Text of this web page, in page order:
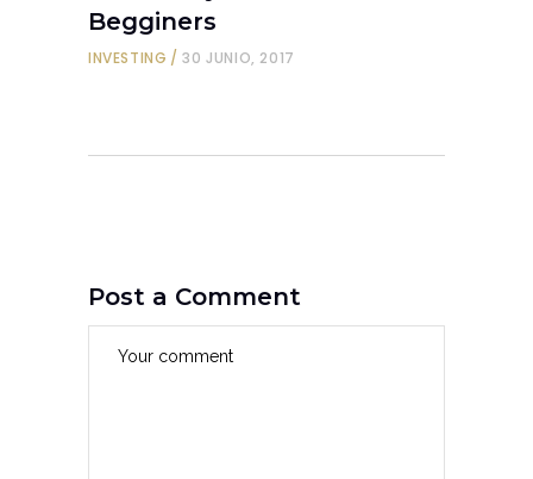
Begginers
INVESTING 30 JUNIO, 2017
Post a Comment